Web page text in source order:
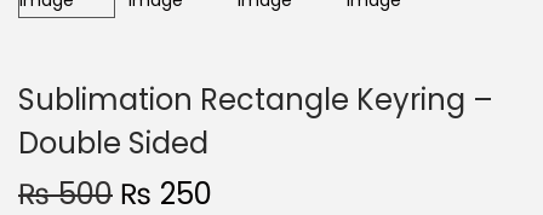
Sublimation Rectangle Keyring –
Double Sided
₨500 ₨ 250